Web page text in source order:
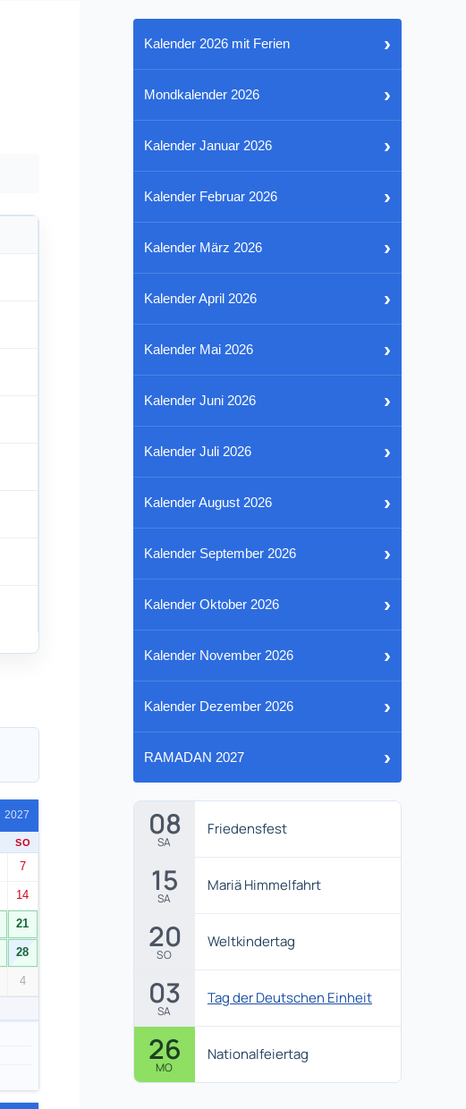
2027
SO
7
14
21
28
4
Kalender 2026 mit Ferien ›
Mondkalender 2026 ›
Kalender Januar 2026 ›
Kalender Februar 2026 ›
Kalender März 2026 ›
Kalender April 2026 ›
Kalender Mai 2026 ›
Kalender Juni 2026 ›
Kalender Juli 2026 ›
Kalender August 2026 ›
Kalender September 2026 ›
Kalender Oktober 2026 ›
Kalender November 2026 ›
Kalender Dezember 2026 ›
RAMADAN 2027 ›
08
SA
Friedensfest
15
SA
Mariä Himmelfahrt
20
SO
Weltkindertag
03
SA
Tag der Deutschen Einheit
26
MO
Nationalfeiertag